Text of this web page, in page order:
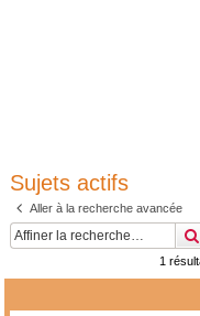
Sujets actifs
Aller à la recherche avancée
1